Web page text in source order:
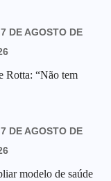
7 DE AGOSTO DE
Rotta: “Não tem
7 DE AGOSTO DE
modelo de saúde